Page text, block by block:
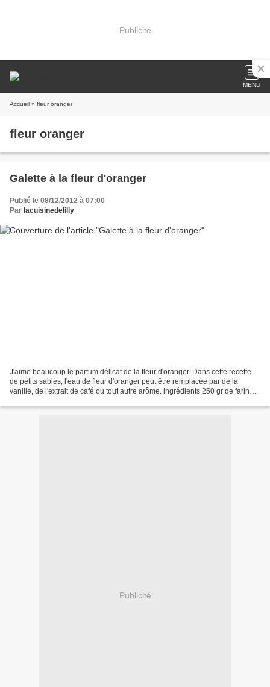
Publicité
MENU
Accueil » fleur oranger
fleur oranger
Galette à la fleur d'oranger
Publié le 08/12/2012 à 07:00
Par lacuisinedelilly
J'aime beaucoup le parfum délicat de la fleur d'oranger. Dans cette recette
de petits sablés, l'eau de fleur d'oranger peut être remplacée par de la
vanille, de l'extrait de café ou tout autre arôme. ingrédients 250 gr de farine -
Publicité